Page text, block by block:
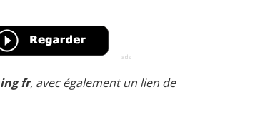
fr, avec également un lien de